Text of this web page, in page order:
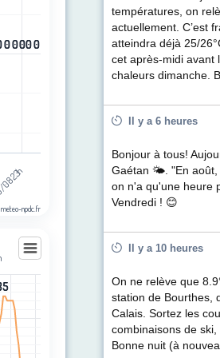
de précipitations (mm). Data ranges
0
00
00
00
00
0
23h
meteo-npdc.fr
(km/h). Data ranges from 3 to 35.
températures, on
actuellement. C’est
atteindra déjà 25/
cet après-midi avant
chaleurs dimanche.
Il y a 6 heures
Bonjour à tous!
Gaétan 🌤. "En août,
on n'a qu'une heure
Vendredi ! 😊
Il y a 10 heures
On ne relève que
station de Bourthes,
Calais. Sortez les
combinaisons de
Bonne nuit (à